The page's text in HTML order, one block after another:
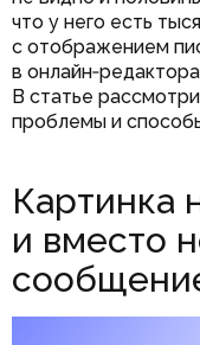
что у него есть
с отображением
в
В статье
проблемы и
Картинка
и вместо